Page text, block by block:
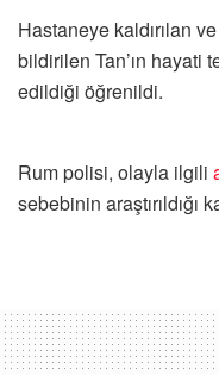
Hastaneye kaldırılan
bildirilen Tan’ın hayati
edildiği öğrenildi.
Rum polisi, olayla ilgili
sebebinin araştırıldığı